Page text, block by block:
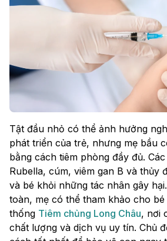
Tật đầu nhỏ có thể ảnh hưởng
phát triển của trẻ, nhưng mẹ bầu
bằng cách tiêm phòng đầy đủ.
Rubella, cúm, viêm gan B và thủy
và bé khỏi những tác nhân gây
toàn, mẹ có thể tham khảo cho
thống Tiêm chủng Long Châu, nơi
chất lượng và dịch vụ uy tín. Chủ